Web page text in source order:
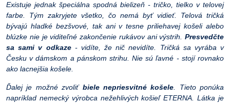
Existuje jednak špeciálna spodná bielizeň - tričko, tielko v telovej
farbe. Tým zakryjete všetko, čo nemá byť vidieť. Telová tričká
bývajú hladké bezšvové, tak ani v tesne priliehavej košeli alebo
blúzke nie je viditeľné zakončenie rukávov ani výstrih. Presvedčte
sa sami v odkaze- vidíte, že nič nevidíte. Tričká sa vyrába v
Česku v dámskom a pánskom strihu. Nie sú ľavné - stojí rovnako
ako lacnejšia košele.
Ďalej je možné zvoliť biele nepriesvitné košele . Tieto ponúka
napríklad nemecký výrobca nežehlivých košieľ ETERNA. Látka je